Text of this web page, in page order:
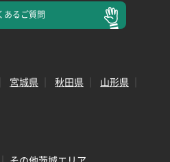
あるご質問
宮城県 秋田県
山形県